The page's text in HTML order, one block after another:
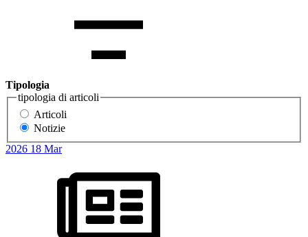
Tipologia
tipologia di articoli
Articoli
Notizie
2026 18 Mar